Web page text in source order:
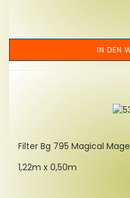
IN DEN
Fil­ter Bg 795 Ma­gi­cal
1,22m x 0,50m